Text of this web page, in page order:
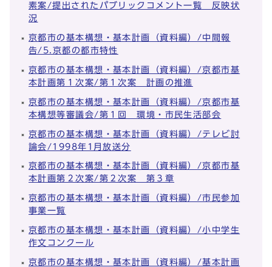
素案/提出されたパブリックコメント一覧 反映状
況
京都市の基本構想・基本計画（資料編）/中間報
告/5.京都の都市特性
京都市の基本構想・基本計画（資料編）/京都市基
本計画第１次案/第１次案 計画の推進
京都市の基本構想・基本計画（資料編）/京都市基
本構想等審議会/第１回 環境・市民生活部会
京都市の基本構想・基本計画（資料編）/テレビ討
論会/1998年1月放送分
京都市の基本構想・基本計画（資料編）/京都市基
本計画第２次案/第２次案 第３章
京都市の基本構想・基本計画（資料編）/市民参加
事業一覧
京都市の基本構想・基本計画（資料編）/小中学生
作文コンクール
京都市の基本構想・基本計画（資料編）/基本計画